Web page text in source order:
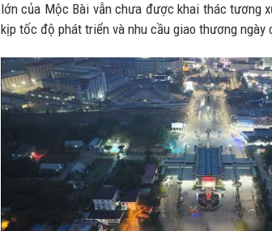
lớn của Mộc Bài vẫn chưa được khai thác tương
kịp tốc độ phát triển và nhu cầu giao thương ngày